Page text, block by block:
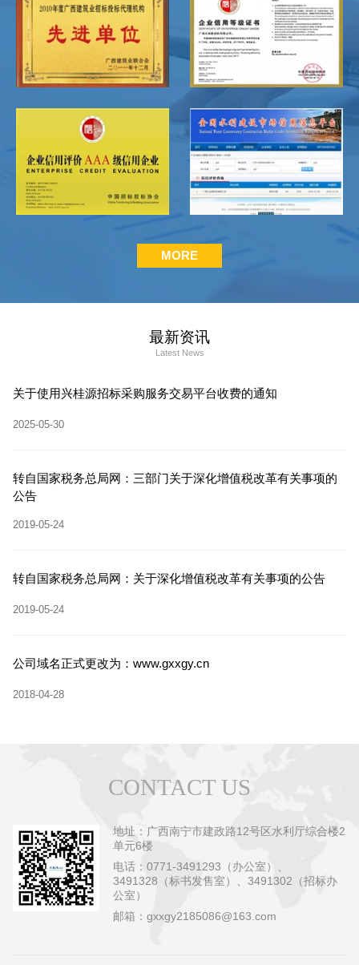
MORE
最新资讯
Latest News
关于使用兴桂源招标采购服务交易平台收费的通知
2025-05-30
转自国家税务总局网：三部门关于深化增值税改革有关事项的
公告
2019-05-24
转自国家税务总局网：关于深化增值税改革有关事项的公告
2019-05-24
公司域名正式更改为：www.gxxgy.cn
2018-04-28
CONTACT US
地址：广西南宁市建政路12号区水利厅综合楼2
单元6楼
电话：0771-3491293（办公室）、
3491328（标书发售室）、3491302（招标办
公室）
邮箱：gxxgy2185086@163.com